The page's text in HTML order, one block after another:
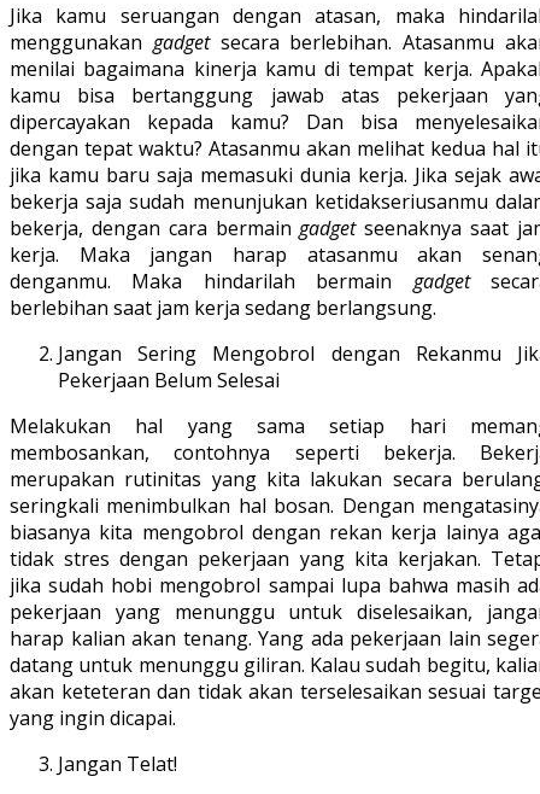
Jika kamu seruangan dengan atasan, maka
menggunakan gadgetsecara berlebihan. Atasanmu
menilai bagaimana kinerja kamu di tempat kerja.
kamu bisa bertanggung jawab atas pekerjaan
dipercayakan kepada kamu? Dan bisa
dengan tepat waktu? Atasanmu akan melihat kedua hal
jika kamu baru saja memasuki dunia kerja. Jika sejak
bekerja saja sudah menunjukan ketidakseriusanmu
bekerja, dengan cara bermaingadgetseenaknya saat
kerja. Maka jangan harap atasanmu akan
denganmu. Maka hindarilah bermain gadget
berlebihan saat jam kerja sedang berlangsung.
Jangan Sering Mengobrol dengan Rekanmu
Pekerjaan Belum Selesai
Melakukan hal yang sama setiap hari
membosankan, contohnya seperti bekerja.
merupakan rutinitas yang kita lakukan secara
seringkali menimbulkan hal bosan. Dengan
biasanya kita mengobrol dengan rekan kerja lainya
tidak stres dengan pekerjaan yang kita kerjakan.
jika sudah hobi mengobrol sampai lupa bahwa masih
pekerjaan yang menunggu untuk diselesaikan,
harap kalian akan tenang. Yang ada pekerjaan lain
datang untuk menunggu giliran. Kalau sudah begitu,
akan keteteran dan tidak akan terselesaikan sesuai
yang ingin dicapai.
Jangan Telat!